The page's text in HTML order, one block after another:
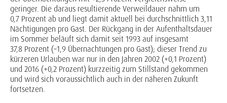
geringer. Die daraus resultierende Verweildauer nahm um
0,7 Prozent ab und liegt damit aktuell bei durchschnittlich 3,11
Nächtigungen pro Gast. Der Rückgang in der Aufenthaltsdauer
im Sommer beläuft sich damit seit 1993 auf insgesamt
37,8 Prozent (–1,9 Übernachtungen pro Gast); dieser Trend zu
kürzeren Urlauben war nur in den Jahren 2002 (+0,1 Prozent)
und 2016 (+0,2 Prozent) kurzzeitig zum Stillstand gekommen
und wird sich voraussichtlich auch in der näheren Zukunft
fortsetzen.